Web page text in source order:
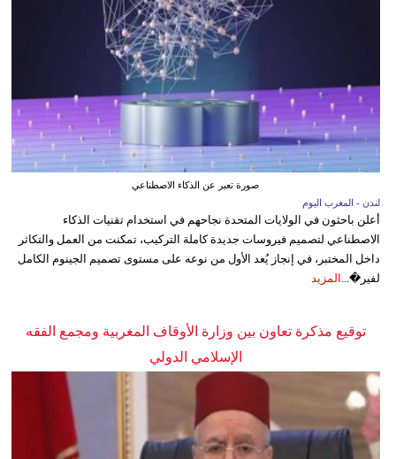
صورة تعبر عن الذكاء الاصطناعي
لندن - المغرب اليوم
أعلن باحثون في الولايات المتحدة نجاحهم في استخدام تقنيات الذكاء
الاصطناعي لتصميم فيروسات جديدة كاملة التركيب، تمكنت من العمل والتكاثر
داخل المختبر، في إنجاز يُعد الأول من نوعه على مستوى تصميم الجينوم الكامل
لفير�... المزيد
توقيع مذكرة تعاون بين وزارة الأوقاف المغربية ومجمع الفقه
الإسلامي الدولي